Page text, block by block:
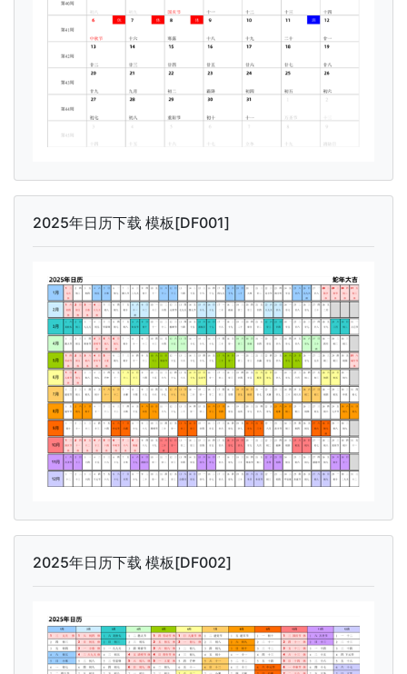
2025年日历下载 模板[DF001]
2025年日历下载 模板[DF002]